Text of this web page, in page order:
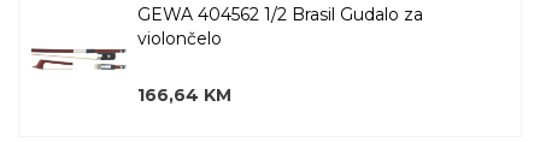
GEWA 404562 1/2 Brasil Gudalo za
violončelo
166,64 KM